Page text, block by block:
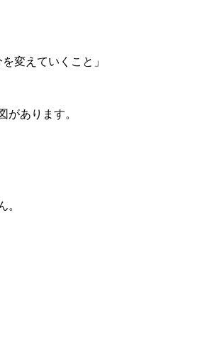
変えていくこと」
があります。
。